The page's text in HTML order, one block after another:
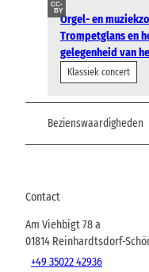
CC-
BY
Orgel- en
Trompetglans en
gelegenheid van
Klassiek concert
Bezienswaardigheden
Contact
Am Viehbigt 78 a
01814 Reinhardtsdorf-
+49 35022 42936